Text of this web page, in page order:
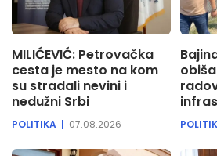
MILIĆEVIĆ: Petrovačka
cesta je mesto na kom
su stradali nevini i
nedužni Srbi
POLITIKA 07.08.2026